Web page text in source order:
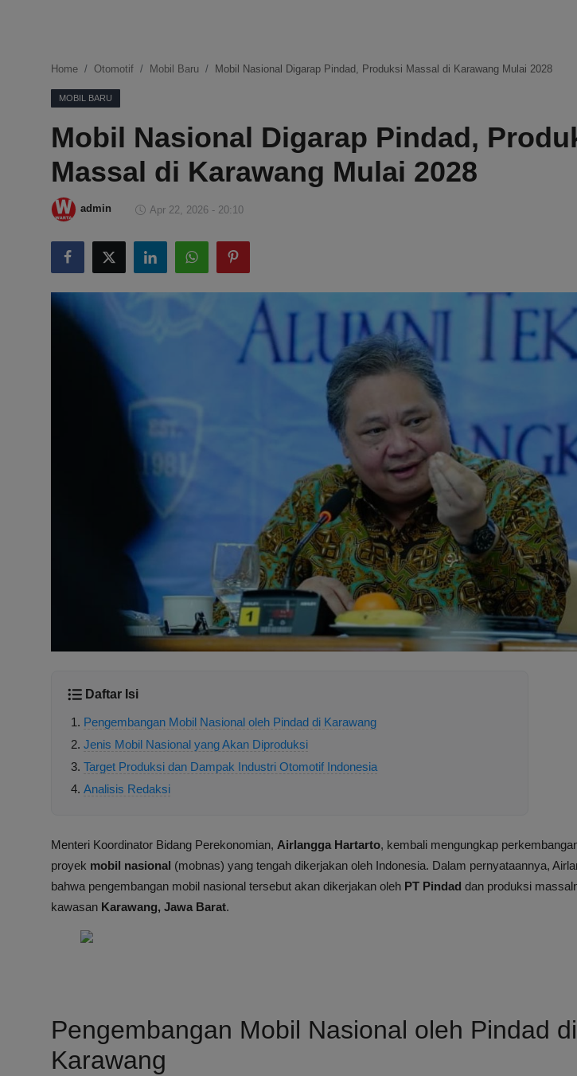
Ekonomi
Internasional
Teknologi
Hiburan
Kesehatan
Home Otomotif Mobil Baru Mobil Nasional Digarap Pindad, Produksi Massal di Karawang Mulai 2028
MOBIL BARU
Mobil Nasional Digarap Pindad,
Massal di Karawang Mulai 2028
admin Apr 22, 2026 - 20:10
Daftar Isi
Pengembangan Mobil Nasional oleh Pindad di Karawang
Jenis Mobil Nasional yang Akan Diproduksi
Target Produksi dan Dampak Industri Otomotif Indonesia
Analisis Redaksi
Menteri Koordinator Bidang Perekonomian, Airlangga Hartarto, kembali mengungkap
proyek mobil nasional (mobnas) yang tengah dikerjakan oleh Indonesia. Dalam pernyataannya,
bahwa pengembangan mobil nasional tersebut akan dikerjakan oleh PT Pindad dan produksi
kawasan Karawang, Jawa Barat.
Pengembangan Mobil Nasional oleh Pindad di
Karawang